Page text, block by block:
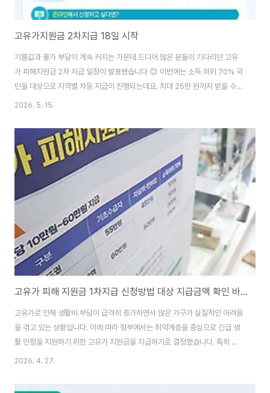
고유가지원금 2차지급 18일 시작
기름값과 물가 부담이 계속 커지는 가운데 드디어 많은 분들이 기다리던 고유
가 피해지원금 2차 지급 일정이 발표됐습니다 😊 이번에는 소득 하위 70% 국
민을 대상으로 지역별 차등 지급이 진행되는데요. 최대 25만 원까지 받을 수
있어서 꼭 확인해보셔야 하는 지원금입니다. 특히 신청 다음 날 바로 지급되는
하기👆 고유가 피해지원금 2차 지급 일정 정부는 2026년 5월 18일부터 7월
3일까지 고유가 피해지원금 2차 신청을 진행한다고 발표했습니다. 이번 지원
금은 고유가·고물가로 인한 생활 부담을 줄이기 위한 정책으로, 소득 하위
70% 국민을 중심으로 지급됩니다. 특히 신청 첫 주에는 혼잡 방지를 위해 출
생연도 끝자리 기준 요일제가..
2026. 5. 15.
고유가 피해 지원금 1차지급 신청방법 대상 지급금액 확인 바로가기
고유가로 인해 생활비 부담이 급격히 증가하면서 많은 가구가 실질적인 어려움
을 겪고 있는 상황입니다. 이에 따라 정부에서는 취약계층을 중심으로 긴급 생
활 안정을 지원하기 위한 고유가 지원금을 지급하기로 결정했습니다. 특히 이
번 1차 지급은 대상자라면 빠르게 신청하고 바로 지급받을 수 있는 구조이기 때
어 있어 누구나 쉽게 접근할 수 있는 것이 특징입니다. 서울사랑상품권앱바로
2026. 4. 27.